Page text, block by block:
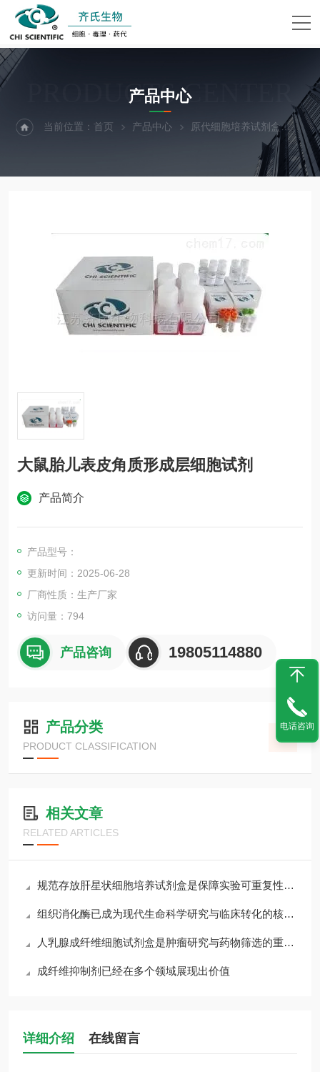
PRODUCTS CENTER
产品中心
当前位置：首页 产品中心 原代细胞培养试剂盒 大
大鼠胎儿表皮角质形成层细胞试剂
产品简介
产品型号：
更新时间：2025-06-28
厂商性质：生产厂家
访问量：794
产品咨询 19805114880
产品分类
PRODUCT CLASSIFICATION
相关文章
RELATED ARTICLES
规范存放肝星状细胞培养试剂盒是保障实验可重复性的主要环节
组织消化酶已成为现代生命科学研究与临床转化的核心工具
人乳腺成纤维细胞试剂盒是肿瘤研究与药物筛选的重要工具
成纤维抑制剂已经在多个领域展现出价值
详细介绍 在线留言
电话咨询